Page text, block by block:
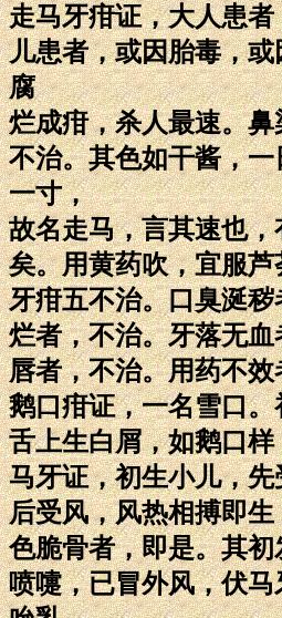
走马牙疳证，大人患
儿患者，或因胎毒，
腐
烂成疳，杀人最速。
不治。其色如干酱，
一寸，
故名走马，言其速也
矣。用黄药吹，宜服
牙疳五不治。口臭涎
烂者，不治。牙落无
唇者，不治。用药不
鹅口疳证，一名雪口
舌上生白屑，如鹅口样
马牙证，初生小儿，
后受风，风热相搏即
色脆骨者，即是。其
喷嚏，已冒外风，伏